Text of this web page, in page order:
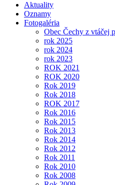
Aktuality
Oznamy
Fotogaléria
Obec Čechy z vtáčej
rok 2025
rok 2024
rok 2023
ROK 2021
ROK 2020
Rok 2019
Rok 2018
ROK 2017
Rok 2016
Rok 2015
Rok 2013
Rok 2014
Rok 2012
Rok 2011
Rok 2010
Rok 2008